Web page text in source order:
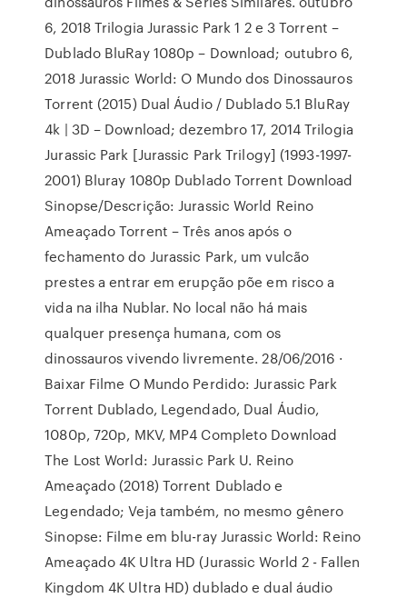
6, 2018 Trilogia Jurassic Park 1 2 e 3 Torrent –
Dublado BluRay 1080p – Download; outubro 6,
2018 Jurassic World: O Mundo dos Dinossauros
Torrent (2015) Dual Áudio / Dublado 5.1 BluRay
4k | 3D – Download; dezembro 17, 2014 Trilogia
Jurassic Park [Jurassic Park Trilogy] (1993-1997-
2001) Bluray 1080p Dublado Torrent Download
Sinopse/Descrição: Jurassic World Reino
Ameaçado Torrent – Três anos após o
fechamento do Jurassic Park, um vulcão
prestes a entrar em erupção põe em risco a
vida na ilha Nublar. No local não há mais
qualquer presença humana, com os
dinossauros vivendo livremente. 28/06/2016 ·
Baixar Filme O Mundo Perdido: Jurassic Park
Torrent Dublado, Legendado, Dual Áudio,
1080p, 720p, MKV, MP4 Completo Download
The Lost World: Jurassic Park U. Reino
Ameaçado (2018) Torrent Dublado e
Legendado; Veja também, no mesmo gênero
Sinopse: Filme em blu-ray Jurassic World: Reino
Ameaçado 4K Ultra HD (Jurassic World 2 - Fallen
Kingdom 4K Ultra HD) dublado e dual áudio